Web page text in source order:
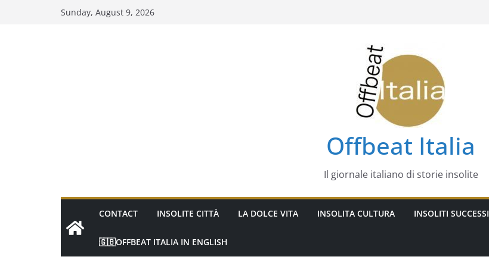
Sunday, August 9, 2026
Offbeat Italia
Il giornale italiano di storie insolite
CONTACT INSOLITE CITTÀ LA DOLCE VITA INSOLITA CULTURA INSOLITI SUCCESSI
🇬🇧OFFBEAT ITALIA IN ENGLISH